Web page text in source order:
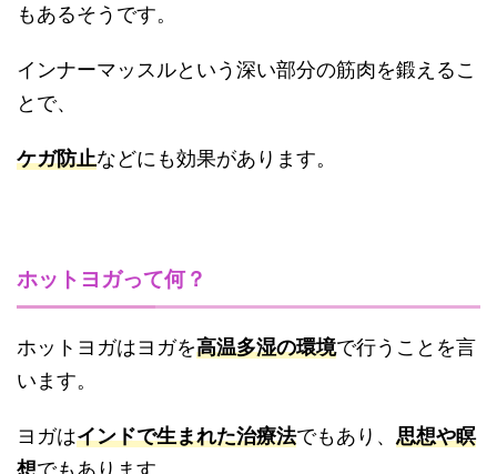
もあるそうです。
インナーマッスルという深い部分の筋肉を鍛えるこ
とで、
ケガ防止などにも効果があります。
ホットヨガって何？
ホットヨガはヨガを高温多湿の環境で行うことを言
います。
ヨガはインドで生まれた治療法でもあり、 思想や瞑
想でもあります。